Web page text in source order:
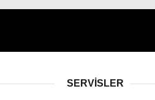
SERVİSLER